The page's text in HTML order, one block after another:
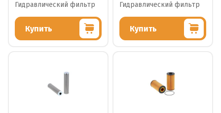
Гидравлический фильтр
Купить
Гидравлический фильтр
Купить